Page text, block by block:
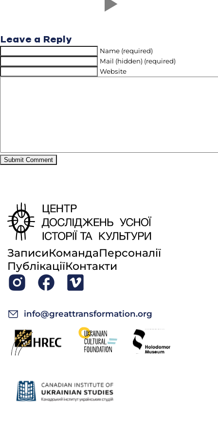
Leave a Reply
Name (required)
Mail (hidden) (required)
Website
ЗаписиКомандаПерсоналії
ПублікаціїКонтакти
info@greattransformation.org